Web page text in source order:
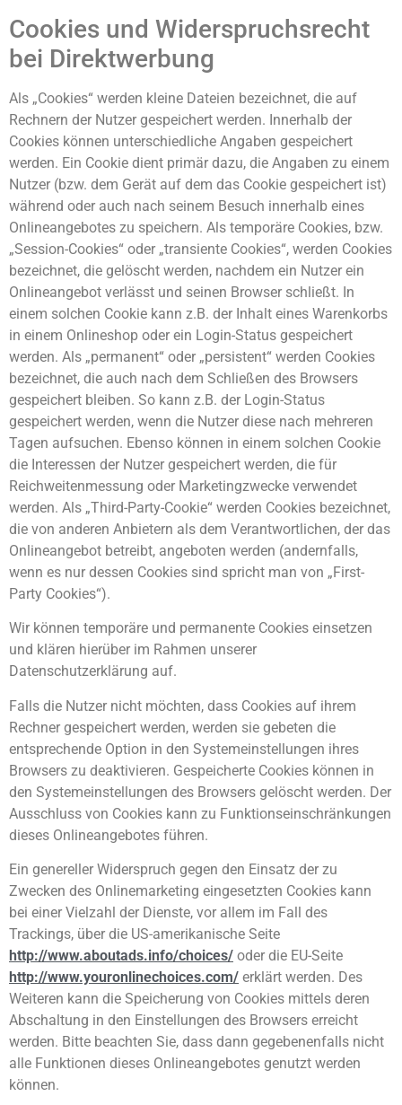
Cookies und Widerspruchsrecht
bei Direktwerbung
Als „Cookies“ werden kleine Dateien bezeichnet, die auf
Rechnern der Nutzer gespeichert werden. Innerhalb der
Cookies können unterschiedliche Angaben gespeichert
werden. Ein Cookie dient primär dazu, die Angaben zu einem
Nutzer (bzw. dem Gerät auf dem das Cookie gespeichert ist)
während oder auch nach seinem Besuch innerhalb eines
Onlineangebotes zu speichern. Als temporäre Cookies, bzw.
„Session-Cookies“ oder „transiente Cookies“, werden Cookies
bezeichnet, die gelöscht werden, nachdem ein Nutzer ein
Onlineangebot verlässt und seinen Browser schließt. In
einem solchen Cookie kann z.B. der Inhalt eines Warenkorbs
in einem Onlineshop oder ein Login-Status gespeichert
werden. Als „permanent“ oder „persistent“ werden Cookies
bezeichnet, die auch nach dem Schließen des Browsers
gespeichert bleiben. So kann z.B. der Login-Status
gespeichert werden, wenn die Nutzer diese nach mehreren
Tagen aufsuchen. Ebenso können in einem solchen Cookie
die Interessen der Nutzer gespeichert werden, die für
Reichweitenmessung oder Marketingzwecke verwendet
werden. Als „Third-Party-Cookie“ werden Cookies bezeichnet,
die von anderen Anbietern als dem Verantwortlichen, der das
Onlineangebot betreibt, angeboten werden (andernfalls,
wenn es nur dessen Cookies sind spricht man von „First-
Party Cookies“).
Wir können temporäre und permanente Cookies einsetzen
und klären hierüber im Rahmen unserer
Datenschutzerklärung auf.
Falls die Nutzer nicht möchten, dass Cookies auf ihrem
Rechner gespeichert werden, werden sie gebeten die
entsprechende Option in den Systemeinstellungen ihres
Browsers zu deaktivieren. Gespeicherte Cookies können in
den Systemeinstellungen des Browsers gelöscht werden. Der
Ausschluss von Cookies kann zu Funktionseinschränkungen
dieses Onlineangebotes führen.
Ein genereller Widerspruch gegen den Einsatz der zu
Zwecken des Onlinemarketing eingesetzten Cookies kann
bei einer Vielzahl der Dienste, vor allem im Fall des
Trackings, über die US-amerikanische Seite
http://www.aboutads.info/choices/ oder die EU-Seite
http://www.youronlinechoices.com/ erklärt werden. Des
Weiteren kann die Speicherung von Cookies mittels deren
Abschaltung in den Einstellungen des Browsers erreicht
werden. Bitte beachten Sie, dass dann gegebenenfalls nicht
alle Funktionen dieses Onlineangebotes genutzt werden
können.